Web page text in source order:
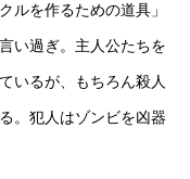
ルを作るための道具」
い過ぎ。主人公たちを
いるが、もちろん殺人
。犯人はゾンビを凶器